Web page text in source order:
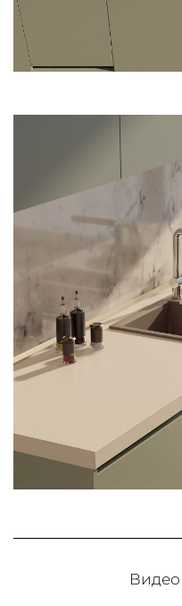
Видео